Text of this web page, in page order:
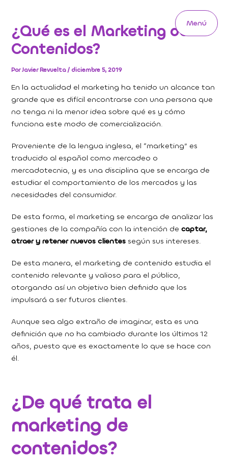
contenido
Main
Menú
¿Qué es el Marketing de
Contenidos?
PorJavier Revuelta/ diciembre 5, 2019
En la actualidad el marketing ha tenido un alcance tan
grande que es difícil encontrarse con una persona que
no tenga ni la menor idea sobre qué es y cómo
funciona este modo de comercialización.
Proveniente de la lengua inglesa, el “marketing” es
traducido al español como mercadeo o
mercadotecnia, y es una disciplina que se encarga de
estudiar el comportamiento de los mercados y las
necesidades del consumidor.
De esta forma, el marketing se encarga de analizar las
gestiones de la compañía con la intención decaptar,
atraer y retener nuevos clientes según sus intereses.
De esta manera, el marketing de contenido estudia el
contenido relevante y valioso para el público,
otorgando así un objetivo bien definido que los
impulsará a ser futuros clientes.
Aunque sea algo extraño de imaginar, esta es una
definición que no ha cambiado durante los últimos 12
años, puesto que es exactamente lo que se hace con
él.
¿De qué trata el
marketing de
contenidos?